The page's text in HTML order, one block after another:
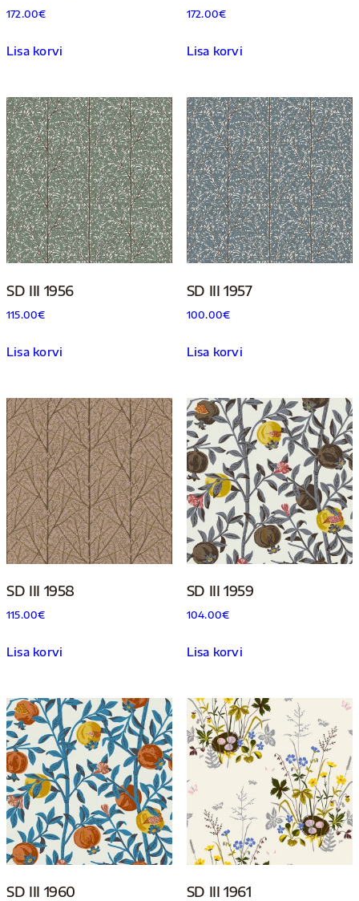
172.00€
Lisa korvi
172.00€
Lisa korvi
SD III 1956
115.00€
Lisa korvi
SD III 1957
100.00€
Lisa korvi
SD III 1958
115.00€
Lisa korvi
SD III 1959
104.00€
Lisa korvi
SD III 1960 SD III 1961